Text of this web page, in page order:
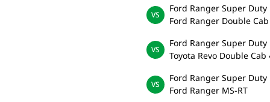
Ford Ranger Super Duty
Ford Ranger Double
Ford Ranger Super Duty
Toyota Revo Double Cab
Ford Ranger Super Duty
Ford Ranger MS-RT